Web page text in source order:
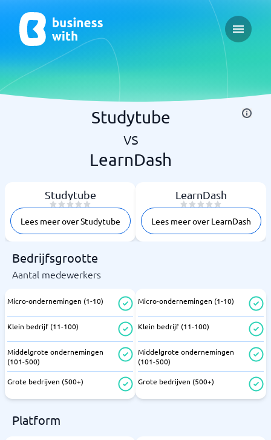
Open
Studytube
vs
LearnDash
Studytube
Lees meer over Studytube
LearnDash
Lees meer over LearnDash
Bedrijfsgrootte
Aantal medewerkers
Micro-ondernemingen (1-10)
Klein bedrijf (11-100)
Middelgrote ondernemingen
(101-500)
Grote bedrijven (500+)
Micro-ondernemingen (1-10)
Klein bedrijf (11-100)
Middelgrote ondernemingen
(101-500)
Grote bedrijven (500+)
Platform